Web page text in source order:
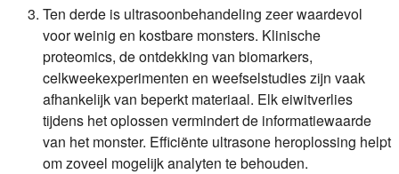
Ten derde is ultrasoonbehandeling zeer waardevol
voor weinig en kostbare monsters. Klinische
proteomics, de ontdekking van biomarkers,
celkweekexperimenten en weefselstudies zijn vaak
afhankelijk van beperkt materiaal. Elk eiwitverlies
tijdens het oplossen vermindert de informatiewaarde
van het monster. Efficiënte ultrasone heroplossing helpt
om zoveel mogelijk analyten te behouden.